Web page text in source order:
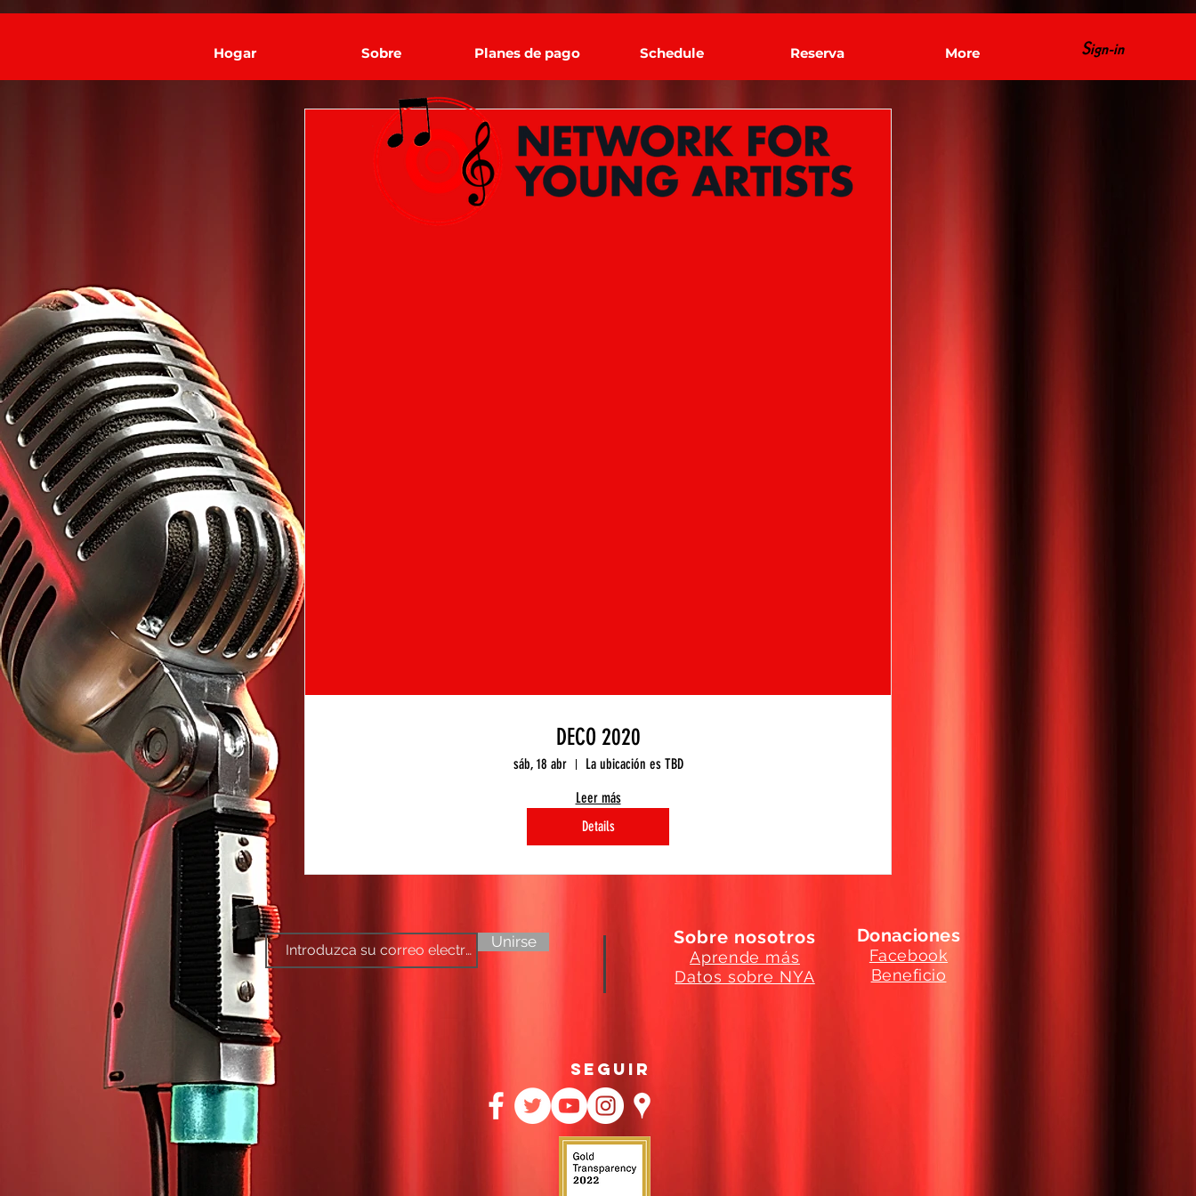
Hogar Sobre Planes de pago Schedule Reserva More Sign-in
DECO 2020
sáb, 18 abr
La ubicación es TBD
Leer más
Details
Unirse Sobre nosotros
Aprende más
Datos sobre NYA
Donaciones
Facebook
Beneficio
SEGUIR